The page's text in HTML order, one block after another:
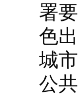
署
色
城
公